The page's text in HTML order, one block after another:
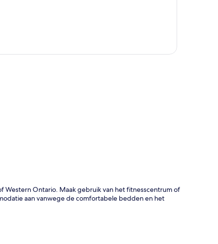
Western Ontario. Maak gebruik van het fitnesscentrum of
aan vanwege de comfortabele bedden en het